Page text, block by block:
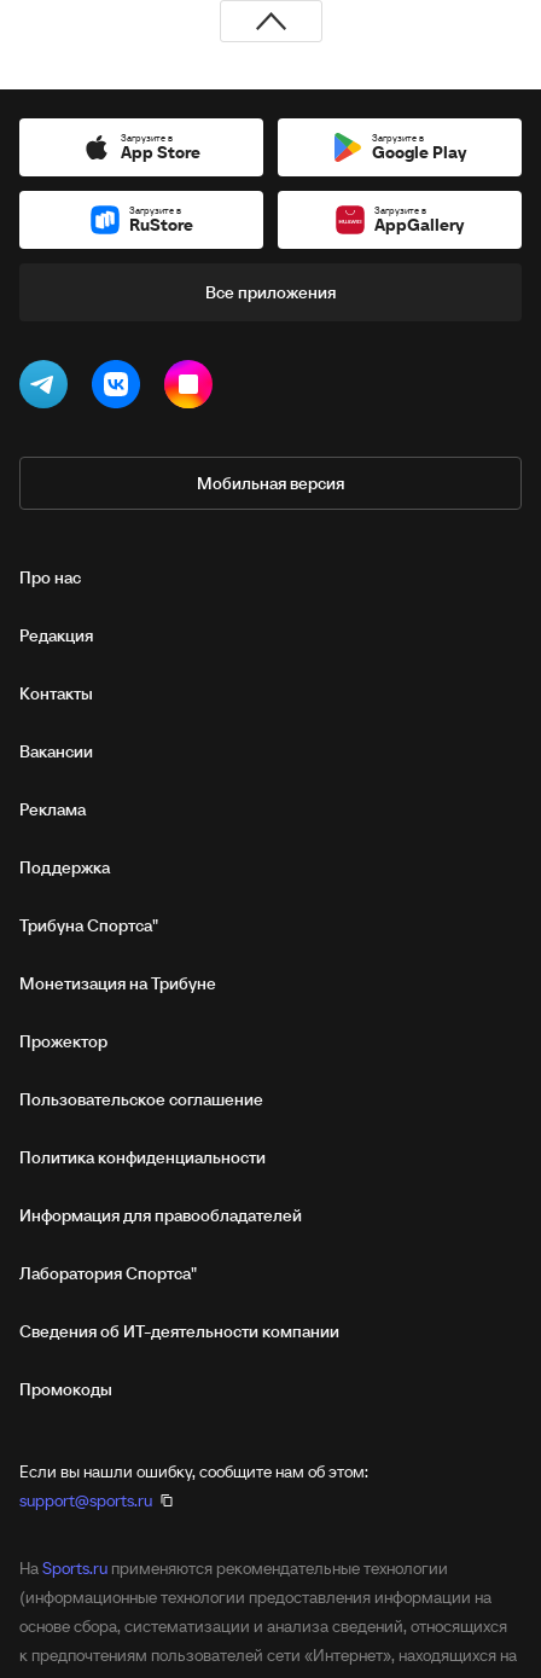
Загрузите в
App Store
Загрузите в
Google Play
Загрузите в
RuStore
Загрузите в
AppGallery
Все приложения
Мобильная версия
Про нас
Редакция
Контакты
Вакансии
Реклама
Поддержка
Трибуна Спортса"
Монетизация на Трибуне
Прожектор
Пользовательское соглашение
Политика конфиденциальности
Информация для правообладателей
Лаборатория Спортса"
Сведения об ИТ‑деятельности компании
Промокоды
Если вы нашли ошибку, сообщите нам об этом:
support@sports.ru
НаSports.ru применяются рекомендательные технологии
(информационные технологии предоставления информации на
основе сбора, систематизации и анализа сведений, относящихся
к предпочтениям пользователей сети «Интернет», находящихся на